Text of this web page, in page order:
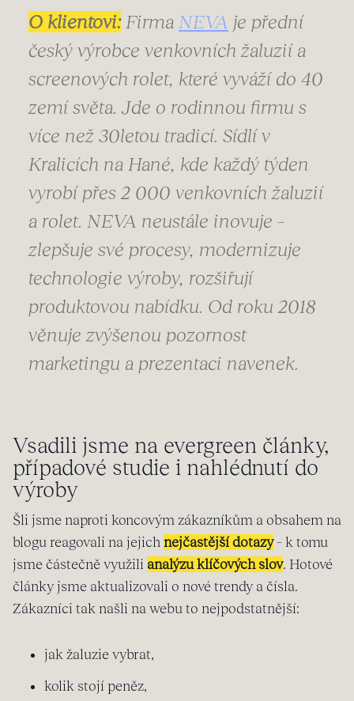
O klientovi:Firma NEVA je přední
český výrobce venkovních žaluzií a
screenových rolet, které vyváží do 40
zemí světa. Jde o rodinnou firmu s
více než 30letou tradicí. Sídlí v
Kralicích na Hané, kde každý týden
vyrobí přes 2 000 venkovních žaluzií
a rolet. NEVA neustále inovuje –
zlepšuje své procesy, modernizuje
technologie výroby, rozšiřují
produktovou nabídku. Od roku 2018
věnuje zvýšenou pozornost
marketingu a prezentaci navenek.
Vsadili jsme na evergreen články,
případové studie i nahlédnutí do
výroby
Šli jsme naproti koncovým zákazníkům a obsahem na
blogu reagovali na jejich nejčastější dotazy– k tomu
jsme částečně využili analýzu klíčových slov. Hotové
články jsme aktualizovali o nové trendy a čísla.
Zákazníci tak našli na webu to nejpodstatnější:
jak žaluzie vybrat,
kolik stojí peněz,